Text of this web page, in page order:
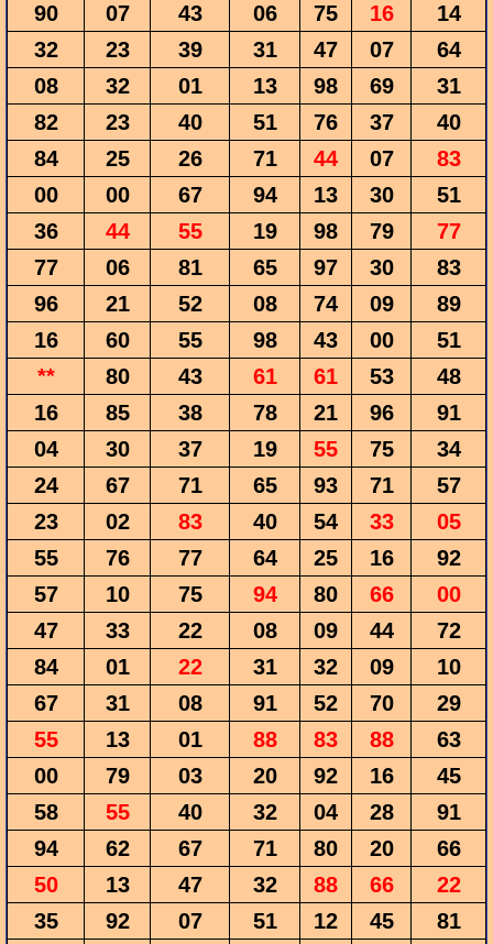
90
07 43 06 75 16
14
32
23 39 31 47 07
64
08
32 01 13 98 69
31
82
23 40 51 76 37
40
84
25 26 71 44 07
83
00
00 67 94 13 30
51
36
44 55 19 98 79
77
77
06 81 65 97 30
83
96
21 52 08 74 09
89
16
60 55 98 43 00
51
**
80 43 61 61 53
48
16
85 38 78 21 96
91
04
30 37 19 55 75
34
24
67 71 65 93 71
57
23
02 83 40 54 33
05
55
76 77 64 25 16
92
57
10 75 94 80 66
00
47
33 22 08 09 44
72
84
01 22 31 32 09
10
67
31 08 91 52 70
29
55
13 01 88 83 88
63
00
79 03 20 92 16
45
58
55 40 32 04 28
91
94
62 67 71 80 20
66
50
13 47 32 88 66
22
35
92 07 51 12 45
81